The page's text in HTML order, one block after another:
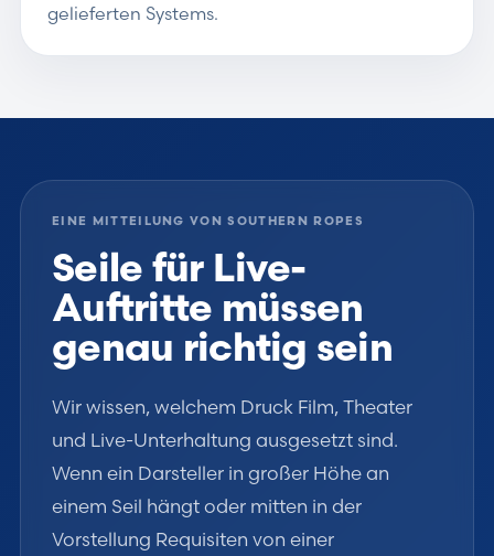
gelieferten Systems.
EINE MITTEILUNG VON SOUTHERN ROPES
Seile für Live-
Auftritte müssen
genau richtig sein
Wir wissen, welchem Druck Film, Theater
und Live-Unterhaltung ausgesetzt sind.
Wenn ein Darsteller in großer Höhe an
einem Seil hängt oder mitten in der
Vorstellung Requisiten von einer